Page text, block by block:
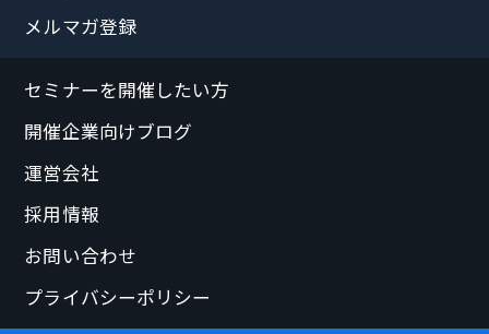
メルマガ登録
セミナーを開催したい方
開催企業向けブログ
運営会社
採用情報
お問い合わせ
プライバシーポリシー